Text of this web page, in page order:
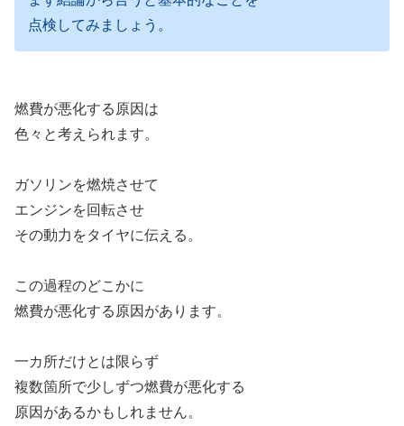
点検してみましょう。
燃費が悪化する原因は
色々と考えられます。
ガソリンを燃焼させて
エンジンを回転させ
その動力をタイヤに伝える。
この過程のどこかに
燃費が悪化する原因があります。
一カ所だけとは限らず
複数箇所で少しずつ燃費が悪化する
原因があるかもしれません。